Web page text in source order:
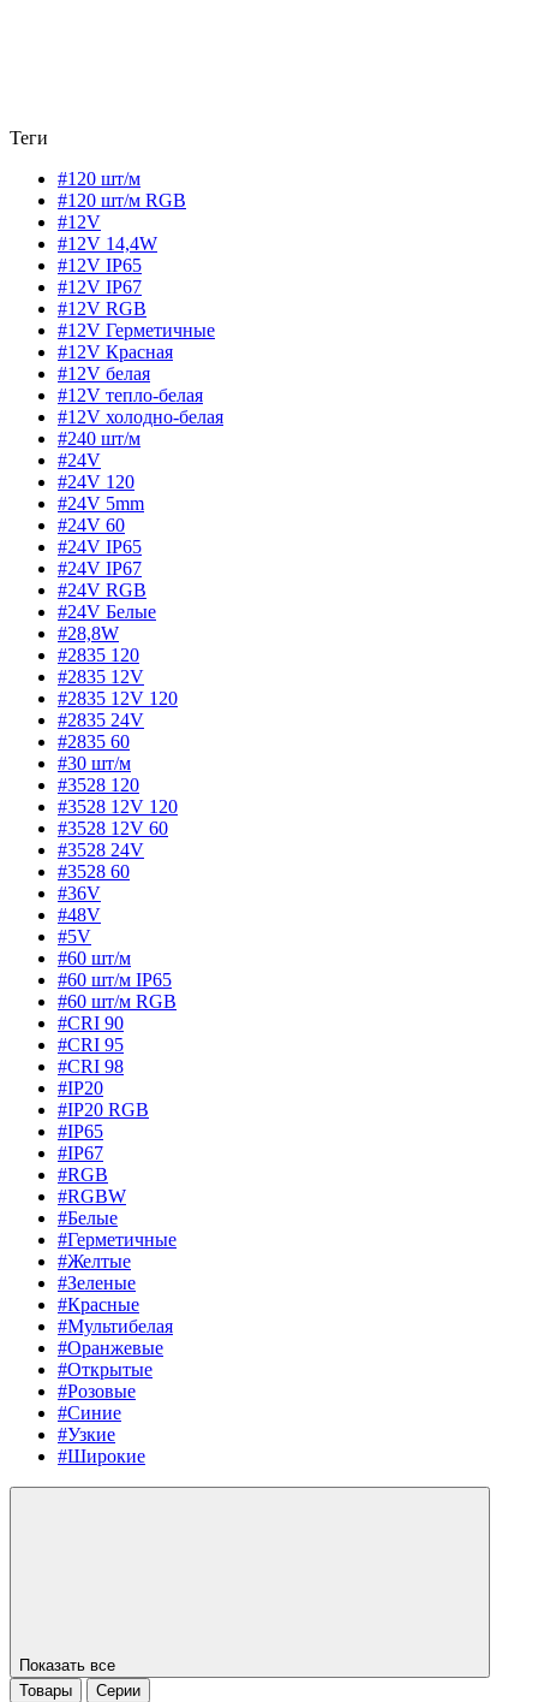
Теги
#120 шт/м
#120 шт/м RGB
#12V
#12V 14,4W
#12V IP65
#12V IP67
#12V RGB
#12V Герметичные
#12V Красная
#12V белая
#12V тепло-белая
#12V холодно-белая
#240 шт/м
#24V
#24V 120
#24V 5mm
#24V 60
#24V IP65
#24V IP67
#24V RGB
#24V Белые
#28,8W
#2835 120
#2835 12V
#2835 12V 120
#2835 24V
#2835 60
#30 шт/м
#3528 120
#3528 12V 120
#3528 12V 60
#3528 24V
#3528 60
#36V
#48V
#5V
#60 шт/м
#60 шт/м IP65
#60 шт/м RGB
#CRI 90
#CRI 95
#CRI 98
#IP20
#IP20 RGB
#IP65
#IP67
#RGB
#RGBW
#Белые
#Герметичные
#Желтые
#Зеленые
#Красные
#Мультибелая
#Оранжевые
#Открытые
#Розовые
#Синие
#Узкие
#Широкие
Показать все
Товары
Серии